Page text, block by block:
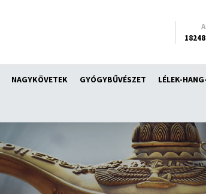
NAGYKÖVETEK GYÓGYBŰVÉSZET LÉLEK-